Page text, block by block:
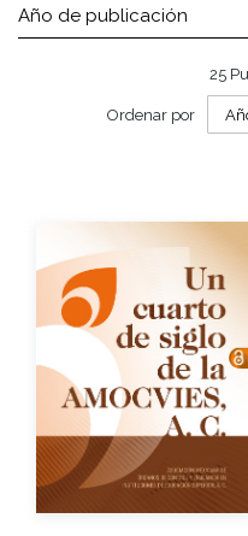
Año de publicación
25
Ordenar por
Año de edición
eBook